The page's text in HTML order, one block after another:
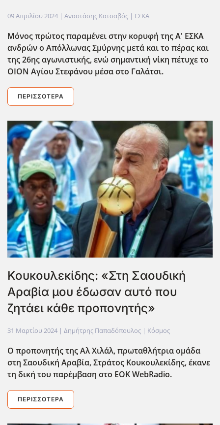
09 Απριλίου 2024 | Αναστάσης Κατσαβός | ΕΣΚΑ
Μόνος πρώτος παραμένει στην κορυφή της Α' ΕΣΚΑ
ανδρών ο Απόλλωνας Σμύρνης μετά και το πέρας και
της 26ης αγωνιστικής, ενώ σημαντική νίκη πέτυχε το
ΟΙΟΝ Αγίου Στεφάνου μέσα στο Γαλάτσι.
ΠΕΡΙΣΣΌΤΕΡΑ
Κουκουλεκίδης: «Στη Σαουδική
Αραβία μου έδωσαν αυτό που
ζητάει κάθε προπονητής»
31 Μαρτίου 2024 | Δημήτρης Παπαδόπουλος | Κόσμος
Ο προπονητής της Αλ Χιλάλ, πρωταθλήτρια ομάδα
στη Σαουδική Αραβία, Στράτος Κουκουλεκίδης, έκανε
τη δική του παρέμβαση στο EOK WebRadio.
ΠΕΡΙΣΣΌΤΕΡΑ